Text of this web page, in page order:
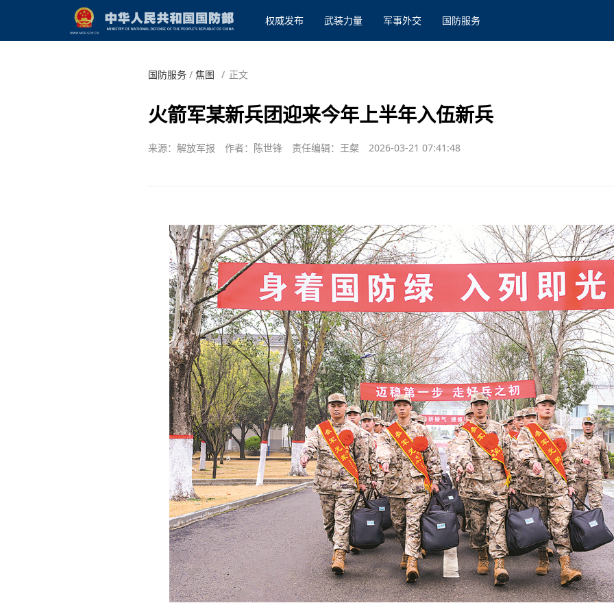
权威发布 武装力量 军事外交 国防服务
国防服务/ 焦图 / 正文
火箭军某新兵团迎来今年上半年入伍新兵
来源：解放军报 作者：陈世锋 责任编辑：王粲 2026-03-21 07:41:48